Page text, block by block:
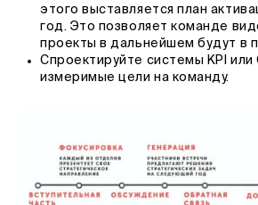
этого выставляется план
год. Это позволяет команде
проекты в дальнейшем будут в
Спроектируйте системы KPI или
измеримые цели на команду.